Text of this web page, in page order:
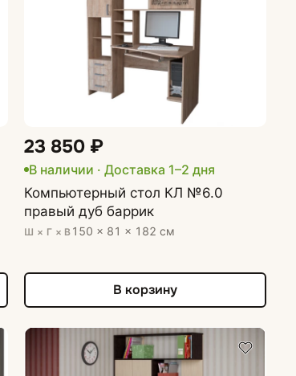
23 850 ₽
В наличии · Доставка 1–2 дня
Компьютерный стол КЛ №6.0
правый дуб баррик
Ш × Г × В 150 × 81 × 182 см
В корзину